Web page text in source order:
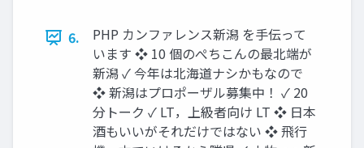
6.
PHP カンファレンス新潟 を手伝って
います ❖ 10 個のぺちこんの最北端が
新潟 ✓ 今年は北海道ナシかもなので
❖ 新潟はプロポーザル募集中！ ✓ 20
分トーク ✓ LT，上級者向け LT ❖ 日本
酒もいいがそれだけではない ❖ 飛行